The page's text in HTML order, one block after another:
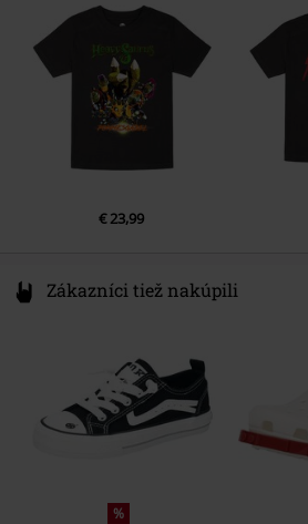
www.metal-kids.com
€ 23,99
Zákazníci tiež nakúpili
%